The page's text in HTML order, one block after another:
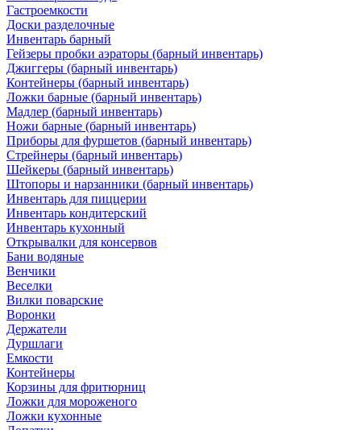
Гастроемкости
Доски разделочные
Инвентарь барный
Гейзеры пробки аэраторы (барный инвентарь)
Джиггеры (барный инвентарь)
Контейнеры (барный инвентарь)
Ложки барные (барный инвентарь)
Мадлер (барный инвентарь)
Ножи барные (барный инвентарь)
Приборы для фуршетов (барный инвентарь)
Стрейнеры (барный инвентарь)
Шейкеры (барный инвентарь)
Штопоры и нарзанники (барный инвентарь)
Инвентарь для пиццерии
Инвентарь кондитерский
Инвентарь кухонный
Открывалки для консервов
Бани водяные
Венчики
Веселки
Вилки поварские
Воронки
Держатели
Дуршлаги
Емкости
Контейнеры
Корзины для фритюрниц
Ложки для мороженого
Ложки кухонные